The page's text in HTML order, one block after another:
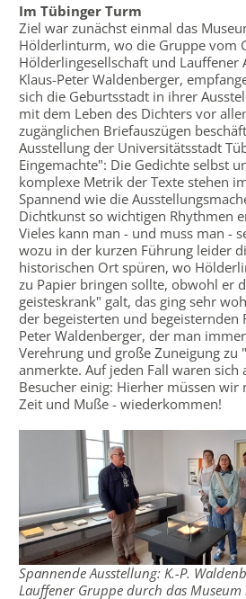
Im Tübinger Turm
Ziel war zunächst einmal das
Hölderlinturm, wo die Gruppe vom
Hölderlingesellschaft und Lauffener
Klaus-Peter Waldenberger,
sich die Geburtsstadt in ihrer
mit dem Leben des Dichters vor
zugänglichen Briefauszügen
Ausstellung der Universitätsstadt
Eingemachte": Die Gedichte selbst
komplexe Metrik der Texte stehen
Spannend wie die
Dichtkunst so wichtigen Rhythmen
Vieles kann man - und muss man -
wozu in der kurzen Führung leider
historischen Ort spüren, wo
zu Papier bringen sollte, obwohl er
geisteskrank" galt, das ging sehr
der begeisterten und begeisternden
Peter Waldenberger, der man
Verehrung und große Zuneigung zu
anmerkte. Auf jeden Fall waren sich
Besucher einig: Hierher müssen
Zeit und Muße - wiederkommen!
Spannende Ausstellung: K.-P.
Lauffener Gruppe durch das